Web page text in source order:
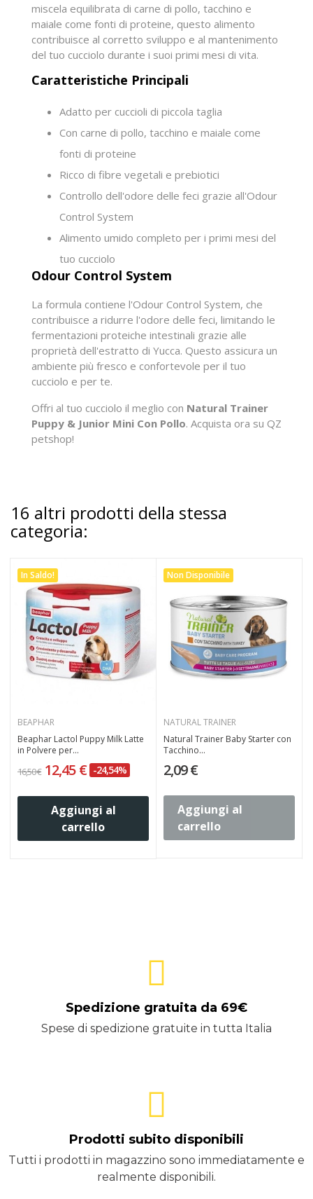
miscela equilibrata di carne di pollo, tacchino e
maiale come fonti di proteine, questo alimento
contribuisce al corretto sviluppo e al mantenimento
del tuo cucciolo durante i suoi primi mesi di vita.
Caratteristiche Principali
Adatto per cuccioli di piccola taglia
Con carne di pollo, tacchino e maiale come
fonti di proteine
Ricco di fibre vegetali e prebiotici
Controllo dell'odore delle feci grazie all'Odour
Control System
Alimento umido completo per i primi mesi del
tuo cucciolo
Odour Control System
La formula contiene l'Odour Control System, che
contribuisce a ridurre l'odore delle feci, limitando le
fermentazioni proteiche intestinali grazie alle
proprietà dell'estratto di Yucca. Questo assicura un
ambiente più fresco e confortevole per il tuo
cucciolo e per te.
Offri al tuo cucciolo il meglio con Natural Trainer
Puppy & Junior Mini Con Pollo. Acquista ora su QZ
petshop!
16 altri prodotti della stessa
categoria:
In Saldo!
BEAPHAR
Beaphar Lactol Puppy Milk Latte
in Polvere per...
16,50 € 12,45 € -24,54%
Aggiungi al
carrello
Non Disponibile
NATURAL TRAINER
Natural Trainer Baby Starter con
Tacchino...
2,09 €
Aggiungi al
carrello
Spedizione gratuita da 69€
Spese di spedizione gratuite in tutta Italia
Prodotti subito disponibili
Tutti i prodotti in magazzino sono immediatamente e
realmente disponibili.